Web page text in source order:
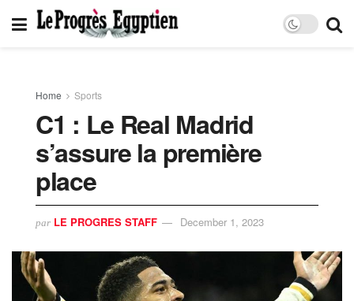
Home Sports
C1 : Le Real Madrid
s’assure la première
place
par LE PROGRES STAFF December 1, 2023